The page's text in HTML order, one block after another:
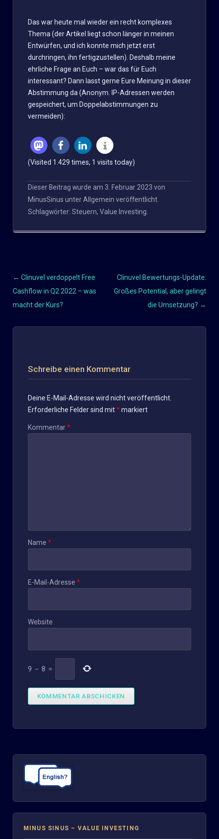
Das war heute mal wieder ein recht komplexes
Thema (der Artikel liegt schon länger in meinen
Entwürfen, und ich konnte mich jetzt erst
durchringen, ihn fertigzustellen). Deshalb meine
ehrliche Frage an Euch – war das für Euch
interessant? Dann lasst gerne Eure Meinung in dieser
Abstimmung da (Anonym. IP-Adressen werden
gespeichert, um Doppelabstimmungen zu
vermeiden):
(Visited 1.429 times, 1 visits today)
Dieser Beitrag wurde am 3. Februar 2023 von
MinusSinus unterAllgemein veröffentlicht.
Schlagwörter: Steuern, Value Investing
Beitragsnavigation
← Clinuvel verdoppelt Free
Cashflow in Q2 2022 – was
macht der Kurs?
Clinuvel Bewertungs-Update:
Großes Potential, aber gelingt
die Umsetzung? →
Schreibe einen Kommentar
Deine E-Mail-Adresse wird nicht veröffentlicht.
Erforderliche Felder sind mit*markiert
Kommentar*
Name *
E-Mail-Adresse *
Website
9 − 8 =
MINUS SINUS – VALUE INVESTING